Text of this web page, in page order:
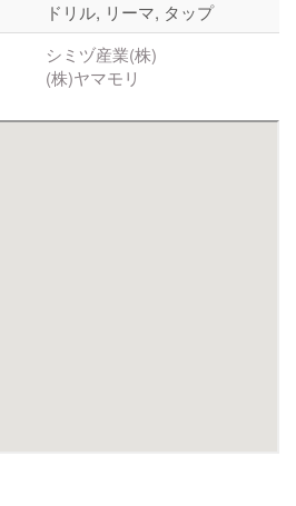
ドリル, リーマ, タップ
シミヅ産業(株)
(株)ヤマモリ